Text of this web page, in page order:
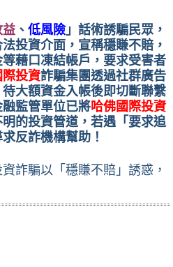
益 、 低風險 」話術誘騙民眾，
投資介面，宣稱穩賺不賠，
藉口凍結帳戶，要求受害者
際投資詐騙集團透過社群廣告
大額資金入帳後即切斷聯繫
監管單位已將哈佛國際投資
的投資管道，若遇「要求追
反詐機構幫助！
資詐騙以「穩賺不賠」誘惑，